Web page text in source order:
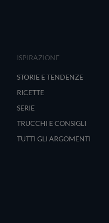
ISPIRAZIONE
STORIE E TENDENZE
RICETTE
SERIE
TRUCCHI E CONSIGLI
TUTTI GLI ARGOMENTI